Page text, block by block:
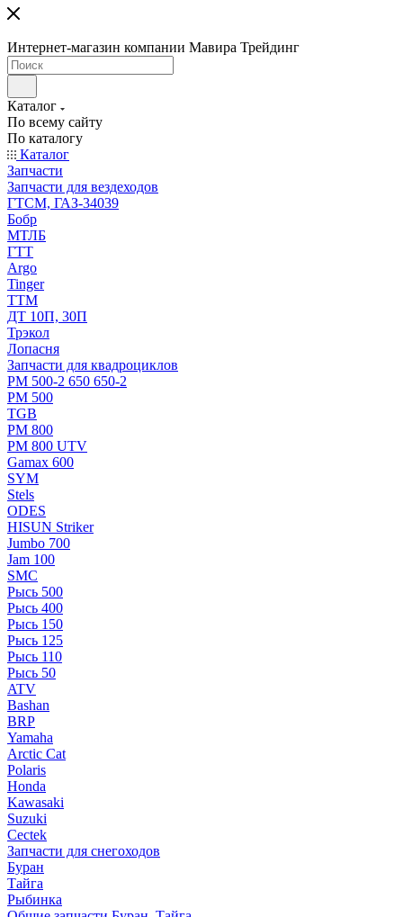
Интернет-магазин компании Мавира Трейдинг
Каталог
По всему сайту
По каталогу
Каталог
Запчасти
Запчасти для вездеходов
ГТСМ, ГАЗ-34039
Бобр
МТЛБ
ГТТ
Argo
Tinger
ТТМ
ДТ 10П, 30П
Трэкол
Лопасня
Запчасти для квадроциклов
РМ 500-2 650 650-2
РМ 500
TGB
РМ 800
РМ 800 UTV
Gamax 600
SYM
Stels
ОDЕS
HISUN Striker
Jumbo 700
Jam 100
SMC
Рысь 500
Рысь 400
Рысь 150
Рысь 125
Рысь 110
Рысь 50
ATV
Bashan
BRP
Yamaha
Arctic Cat
Polaris
Honda
Kawasaki
Suzuki
Cectek
Запчасти для снегоходов
Буран
Тайга
Рыбинка